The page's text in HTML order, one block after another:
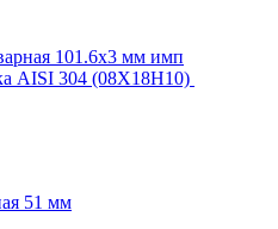
101.6х3 мм имп
AISI 304 (08Х18Н10)
51 мм